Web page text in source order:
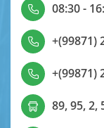
08:30 -
+(99871)
+(99871)
89, 95, 2,